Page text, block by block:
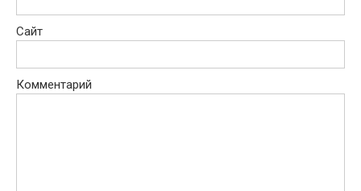
Сайт
Комментарий